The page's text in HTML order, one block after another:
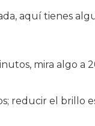
aquí tienes
mira algo a
reducir el brillo